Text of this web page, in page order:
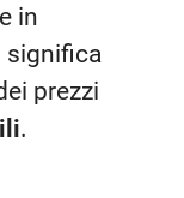
in
significa
prezzi
.